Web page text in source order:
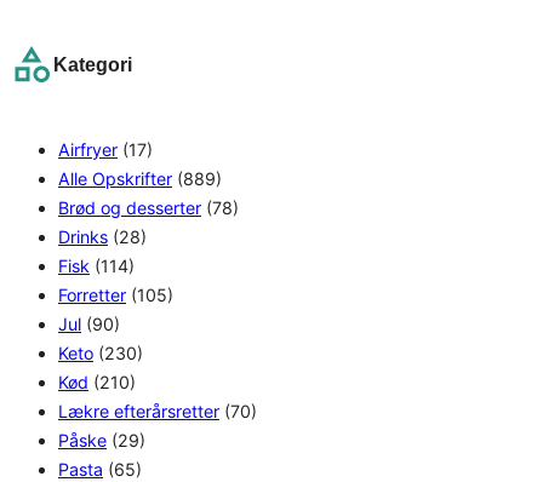
c
Kategori
Airfryer (17)
Alle Opskrifter (889)
Brød og desserter (78)
Drinks (28)
Fisk (114)
Forretter (105)
Jul (90)
Keto (230)
Kød (210)
Lækre efterårsretter (70)
Påske (29)
Pasta (65)